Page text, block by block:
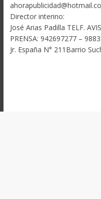
Director interino:
José Arias Padilla TELF.
PRENSA: 942697277 –
Jr. España N° 211Barrio